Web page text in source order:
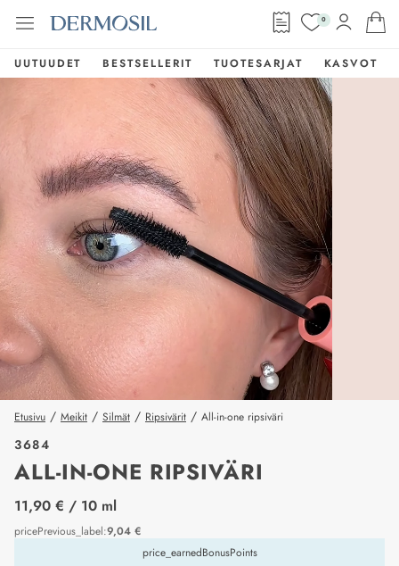
0
UUTUUDET BESTSELLERIT TUOTESARJAT KASVOT
Etusivu / Meikit / Silmät / Ripsivärit / All-in-one ripsiväri
3684
ALL-IN-ONE RIPSIVÄRI
price_label
11,90 € / 10 ml
pricePrevious_label:9,04 €
price_earnedBonusPoints